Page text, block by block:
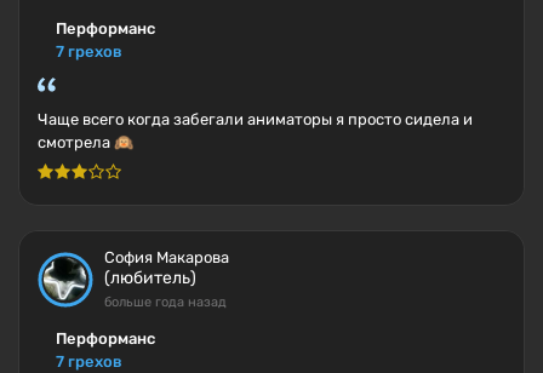
Перформанс
7 грехов
Чаще всего когда забегали аниматоры я просто сидела и
смотрела 🙉
София Макарова
(любитель)
больше года назад
Перформанс
7 грехов